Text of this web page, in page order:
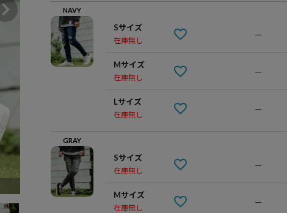
NAVY
Sサイズ
在庫無し
—
Mサイズ
在庫無し
—
Lサイズ
在庫無し
—
GRAY
Sサイズ
在庫無し
—
Mサイズ
在庫無し
—